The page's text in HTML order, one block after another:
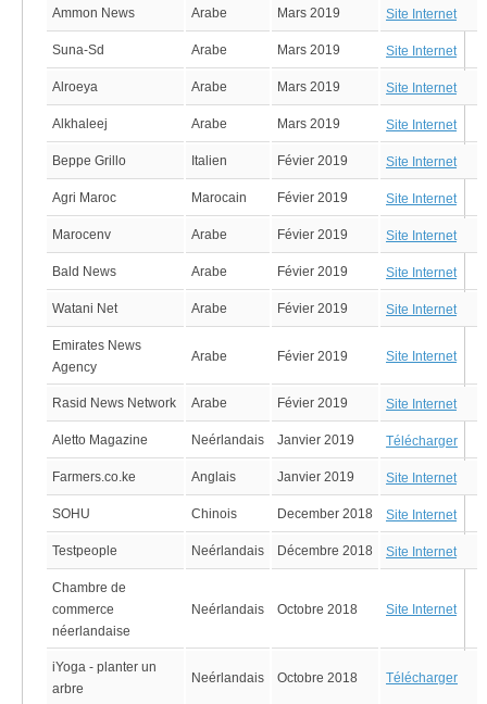
Ammon News Arabe Mars 2019 Site Internet
Suna-Sd Arabe Mars 2019 Site Internet
Alroeya Arabe Mars 2019 Site Internet
Alkhaleej Arabe Mars 2019 Site Internet
Beppe Grillo Italien Févier 2019 Site Internet
Agri Maroc Marocain Févier 2019 Site Internet
Marocenv Arabe Févier 2019 Site Internet
Bald News Arabe Févier 2019 Site Internet
Watani Net Arabe Févier 2019 Site Internet
Emirates News
Agency
Arabe Févier 2019 Site Internet
Rasid News Network Arabe Févier 2019 Site Internet
Aletto Magazine Neérlandais Janvier 2019 Télécharger
Farmers.co.ke Anglais Janvier 2019 Site Internet
SOHU Chinois December 2018 Site Internet
Testpeople Neérlandais Décembre 2018 Site Internet
Chambre de
commerce
néerlandaise
Neérlandais Octobre 2018 Site Internet
iYoga - planter un
arbre
Neérlandais Octobre 2018 Télécharger